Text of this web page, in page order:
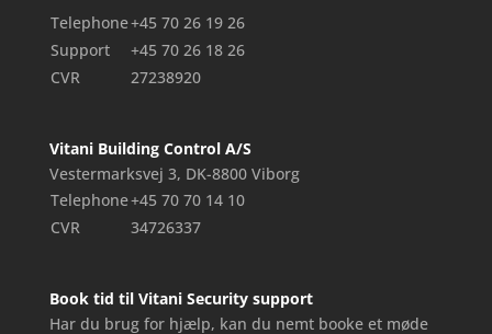
Telephone+45 70 26 19 26
Support
+45 70 26 18 26
CVR
27238920
Vitani Building Control A/S
Vestermarksvej 3, DK-8800 Viborg
Telephone+45 70 70 14 10
CVR
34726337
Book tid til Vitani Security support
Har du brug for hjælp, kan du nemt booke et møde